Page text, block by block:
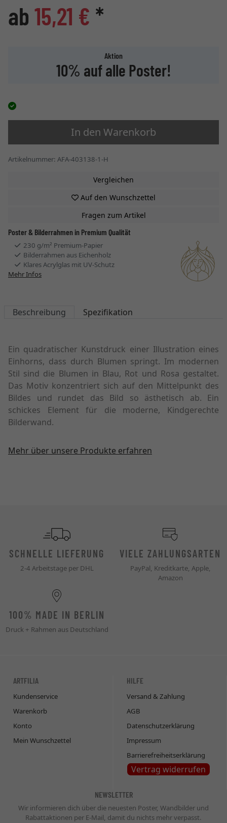
ab 15,21 € *
Aktion
10% auf alle Poster!
In den Warenkorb
Artikelnummer: AFA-403138-1-H
Vergleichen
Auf den Wunschzettel
Fragen zum Artikel
Poster & Bilderrahmen in Premium Qualität
230 g/m² Premium-Papier
Bilderrahmen aus Eichenholz
Klares Acrylglas mit UV-Schutz
Mehr Infos
Beschreibung Spezifikation
Ein quadratischer Kunstdruck einer Illustration eines
Einhorns, dass durch Blumen springt. Im modernen
Stil sind die Blumen in Blau, Rot und Rosa gestaltet.
Das Motiv konzentriert sich auf den Mittelpunkt des
Bildes und rundet das Bild so ästhetisch ab. Ein
schickes Element für die moderne, Kindgerechte
Bilderwand.
Mehr über unsere Produkte erfahren
SCHNELLE LIEFERUNG
2-4 Arbeitstage per DHL
VIELE ZAHLUNGSARTEN
PayPal, Kreditkarte, Apple,
Amazon
100% MADE IN BERLIN
Druck + Rahmen aus Deutschland
ARTFILIA
Kundenservice
Warenkorb
Konto
Mein Wunschzettel
HILFE
Versand & Zahlung
AGB
Datenschutzerklärung
Impressum
Barrierefreiheitserklärung
Vertrag widerrufen
NEWSLETTER
Wir informieren dich über die neuesten Poster, Wandbilder und
Rabattaktionen per E-Mail, damit du nichts mehr verpasst.